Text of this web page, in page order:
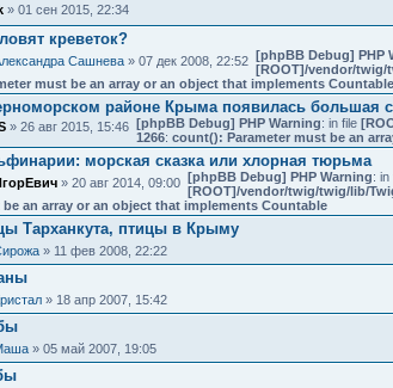
» 01 сен 2015, 22:34
креветок?
Сашнева » 07 дек 2008, 22:52 [phpBB Debug] PHP
[ROOT]/vendor/twig/
must be an array or an object that implements Countable
районе Крыма появилась большая
» 26 авг 2015, 15:46 [phpBB Debug] PHP Warning: in file
1266: count(): Parameter must be an
морская сказка или хлорная тюрьма
» 20 авг 2014, 09:00 [phpBB Debug] PHP Warning: in
[ROOT]/vendor/twig/twig/lib/
be an array or an object that implements Countable
Тарханкута, птицы в Крыму
» 11 фев 2008, 22:22
» 18 апр 2007, 15:42
» 05 май 2007, 19:05